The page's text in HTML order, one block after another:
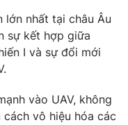
355 932
lớn nhất tại châu Âu
sự kết hợp giữa
I và sự đổi mới
vào UAV, không
vô hiệu hóa các